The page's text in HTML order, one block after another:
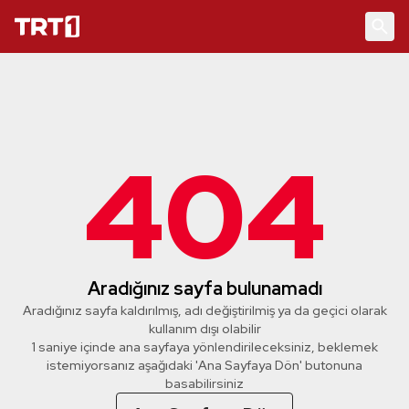
404
Aradığınız sayfa bulunamadı
Aradığınız sayfa kaldırılmış, adı değiştirilmiş ya da geçici olarak
kullanım dışı olabilir
1 saniye içinde ana sayfaya yönlendirileceksiniz, beklemek
istemiyorsanız aşağıdaki 'Ana Sayfaya Dön' butonuna
basabilirsiniz